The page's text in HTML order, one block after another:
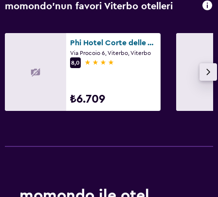
Saç kurutma makinesi
Özel banyo
Küvet
Tuvalet
momondo'nun favori Viterbo otelleri
Phi Hotel Corte delle Terme
Via Procoio 6, Viterbo, Viterbo
8,0
4 yıldız
₺6.709